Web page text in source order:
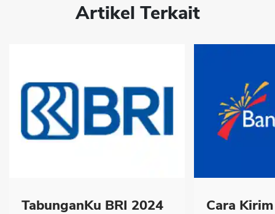
Artikel Terkait
TabunganKu BRI 2024
Cara